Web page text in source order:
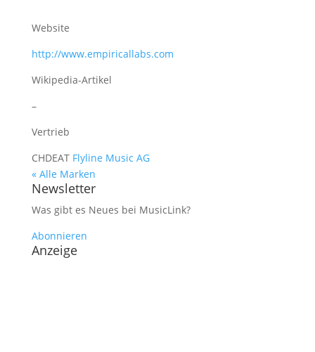
Website
http://www.empiricallabs.com
Wikipedia-Artikel
–
Vertrieb
CHDEAT Flyline Music AG
« Alle Marken
Newsletter
Was gibt es Neues bei MusicLink?
Abonnieren
Anzeige